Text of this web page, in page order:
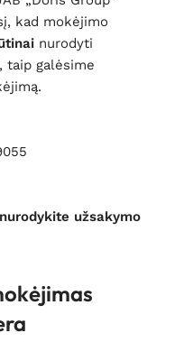
kad mokėjimo
nurodyti
taip galėsime
užsakymo